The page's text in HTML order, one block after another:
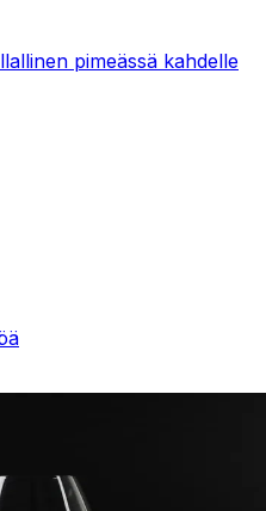
pimeässä kahdelle